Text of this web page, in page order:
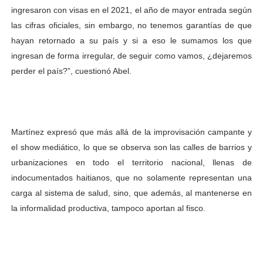
ingresaron con visas en el 2021, el año de mayor entrada según
las cifras oficiales, sin embargo, no tenemos garantías de que
hayan retornado a su país y si a eso le sumamos los que
ingresan de forma irregular, de seguir como vamos, ¿dejaremos
perder el país?”, cuestionó Abel.
Martínez expresó que más allá de la improvisación campante y
el show mediático, lo que se observa son las calles de barrios y
urbanizaciones en todo el territorio nacional, llenas de
indocumentados haitianos, que no solamente representan una
carga al sistema de salud, sino, que además, al mantenerse en
la informalidad productiva, tampoco aportan al fisco.